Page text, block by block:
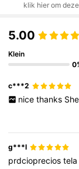
klik hier om
5.00
Klein
c***2
nice thanks
g***l
prdcioprecios